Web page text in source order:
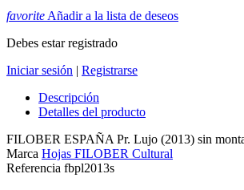
favorite Añadir a la lista de deseos
Debes estar registrado
Iniciar sesión | Registrarse
Descripción
Detalles del producto
FILOBER ESPAÑA Pr. Lujo (2013) sin
Marca Hojas FILOBER Cultural
Referencia fbpl2013s